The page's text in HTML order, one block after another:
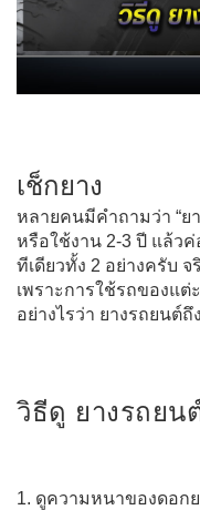
เช็กยาง
หลายคนมีคำถามว่า “ย
หรือใช้งาน 2-3 ปี แล้วค่
ทีเดียวทั้ง 2 อย่างครับ
เพราะการใช้รถของแ
อย่างไรว่า ยางรถยนต์ถึ
วิธีดู ยางรถยน
1. ดูความหนาของดอก